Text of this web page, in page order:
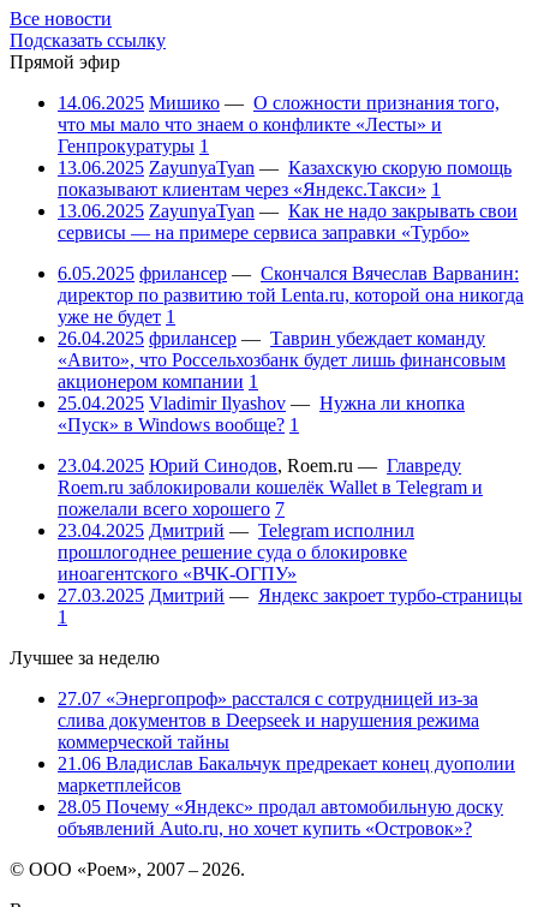
Все новости
Подсказать ссылку
Прямой эфир
14.06.2025 Мишико — О сложности признания того,
что мы мало что знаем о конфликте «Лесты» и
Генпрокуратуры 1
13.06.2025 ZayunyaTyan — Казахскую скорую помощь
показывают клиентам через «Яндекс.Такси» 1
13.06.2025 ZayunyaTyan — Как не надо закрывать свои
сервисы — на примере сервиса заправки «Турбо»
6.05.2025 фрилансер — Скончался Вячеслав Варванин:
директор по развитию той Lenta.ru, которой она никогда
уже не будет 1
26.04.2025 фрилансер — Таврин убеждает команду
«Авито», что Россельхозбанк будет лишь финансовым
акционером компании 1
25.04.2025 Vladimir Ilyashov — Нужна ли кнопка
«Пуск» в Windows вообще? 1
23.04.2025 Юрий Синодов, Roem.ru — Главреду
Roem.ru заблокировали кошелёк Wallet в Telegram и
пожелали всего хорошего 7
23.04.2025 Дмитрий — Telegram исполнил
прошлогоднее решение суда о блокировке
иноагентского «ВЧК-ОГПУ»
27.03.2025 Дмитрий — Яндекс закроет турбо-страницы
1
Лучшее за неделю
27.07 «Энергопроф» расстался с сотрудницей из-за
слива документов в Deepseek и нарушения режима
коммерческой тайны
21.06 Владислав Бакальчук предрекает конец дуополии
маркетплейсов
28.05 Почему «Яндекс» продал автомобильную доску
объявлений Auto.ru, но хочет купить «Островок»?
© ООО «Роем», 2007 – 2026.